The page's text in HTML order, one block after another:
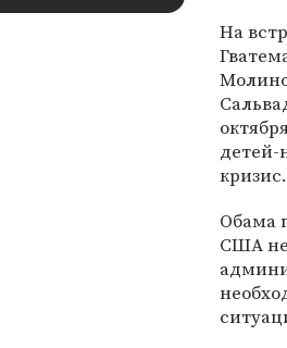
На
детей-
кризис.
Обама
США